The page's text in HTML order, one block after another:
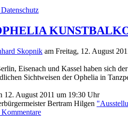
Skopnik am Freitag, 12. August
Eisenach und Kassel haben sich
Sichtweisen der Ophelia in
12. August 2011 um 19:30 Uhr
Bertram Hilgen
Kommentare